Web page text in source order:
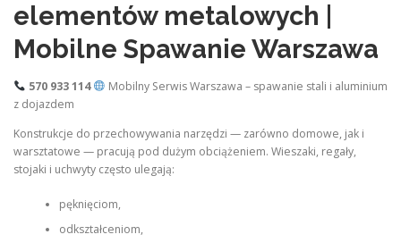
elementów metalowych |
Mobilne Spawanie Warszawa
570 933 114
Mobilny Serwis Warszawa – spawanie stali i aluminium
z dojazdem
Konstrukcje do przechowywania narzędzi — zarówno domowe, jak i
warsztatowe — pracują pod dużym obciążeniem. Wieszaki, regały,
stojaki i uchwyty często ulegają:
pęknięciom,
odkształceniom,